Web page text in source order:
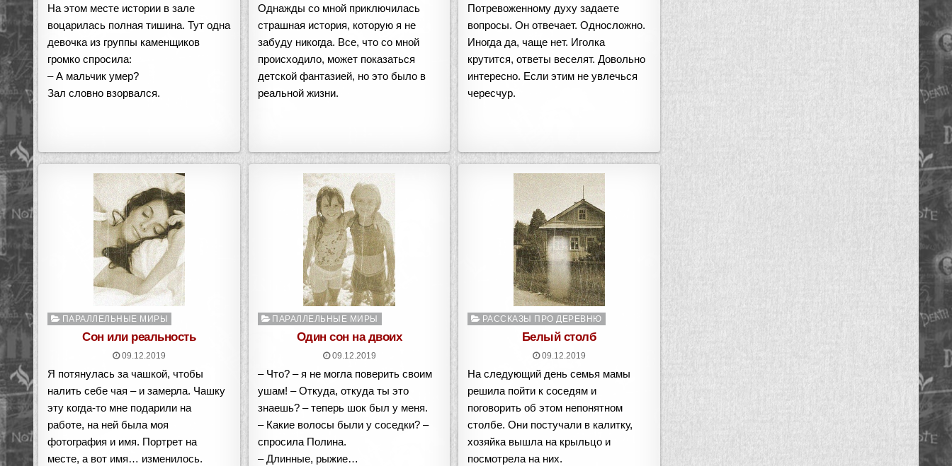
На этом месте истории в зале
воцарилась полная тишина. Тут одна
девочка из группы каменщиков
громко спросила:
– А мальчик умер?
Зал словно взорвался.
Однажды со мной приключилась
страшная история, которую я не
забуду никогда. Все, что со мной
происходило, может показаться
детской фантазией, но это было в
реальной жизни.
Потревоженному духу задаете
вопросы. Он отвечает. Односложно.
Иногда да, чаще нет. Иголка
крутится, ответы веселят. Довольно
интересно. Если этим не увлечься
чересчур.
Опубликовано
ПАРАЛЛЕЛЬНЫЕ МИРЫ
Сон или реальность
09.12.2019
Я потянулась за чашкой, чтобы
налить себе чая – и замерла. Чашку
эту когда-то мне подарили на
работе, на ней была моя
фотография и имя. Портрет на
месте, а вот имя… изменилось.
Опубликовано
ПАРАЛЛЕЛЬНЫЕ МИРЫ
Один сон на двоих
09.12.2019
– Что? – я не могла поверить своим
ушам! – Откуда, откуда ты это
знаешь? – теперь шок был у меня.
– Какие волосы были у соседки? –
спросила Полина.
– Длинные, рыжие…
Опубликовано
РАССКАЗЫ ПРО ДЕРЕВНЮ
Белый столб
09.12.2019
На следующий день семья мамы
решила пойти к соседям и
поговорить об этом непонятном
столбе. Они постучали в калитку,
хозяйка вышла на крыльцо и
посмотрела на них.